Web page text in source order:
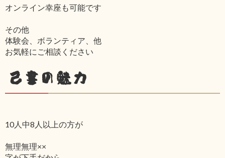
オンライン幸座も可能です
その他
体験会、ボランティア、他
お気軽にご相談ください
己書の魅力
10人中8人以上の方が
無理無理××